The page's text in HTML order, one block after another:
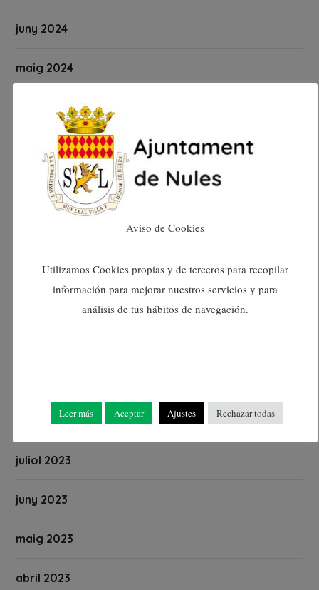
juny 2024
maig 2024
abril 2024
març 2024
febrer 2024
desembre 2023
novembre 2023
agost 2023
juliol 2023
juny 2023
maig 2023
abril 2023
Aviso de Cookies
Utilizamos Cookies propias y de terceros para recopilar
información para mejorar nuestros servicios y para
análisis de tus hábitos de navegación.
Leer más Aceptar Ajustes Rechazar todas